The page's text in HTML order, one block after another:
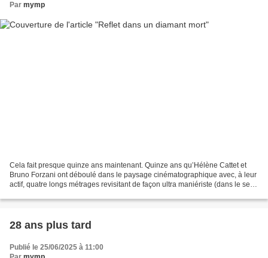
Par mymp
Cela fait presque quinze ans maintenant. Quinze ans qu’Hélène Cattet et
Bruno Forzani ont déboulé dans le paysage cinématographique avec, à leur
actif, quatre longs métrages revisitant de façon ultra maniériste (dans le sens
28 ans plus tard
Publié le 25/06/2025 à 11:00